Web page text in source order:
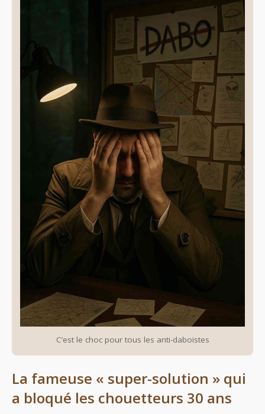
C’est le choc pour tous les anti-daboïstes
La fameuse « super-solution » qui
a bloqué les chouetteurs 30 ans